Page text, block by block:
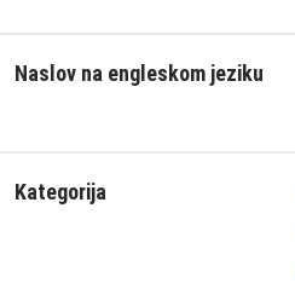
Naslov na engleskom jeziku
Kategorija